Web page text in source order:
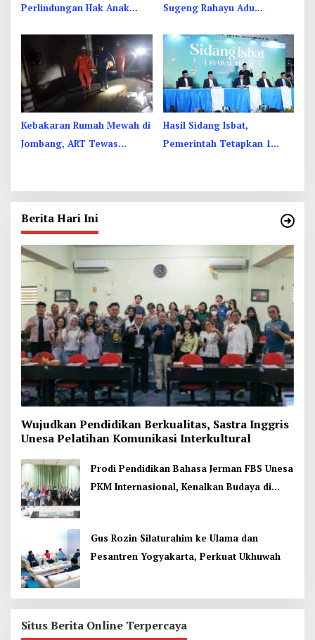
Perlindungan Hak Anak
Sugeng Rahayu Adu
Truk, 4 Orang Luka
Kebakaran Rumah Mewah di
Jombang, ART Tewas
Hasil Sidang Isbat,
Pemerintah Tetapkan 1
Berita Hari Ini
Wujudkan Pendidikan Berkualitas, Sastra Inggris
Unesa Pelatihan Komunikasi Interkultural
Prodi Pendidikan Bahasa Jerman FBS Unesa
PKM Internasional, Kenalkan Budaya di
Gus Rozin Silaturahim ke Ulama dan
Pesantren Yogyakarta, Perkuat Ukhuwah
Situs Berita Online Terpercaya